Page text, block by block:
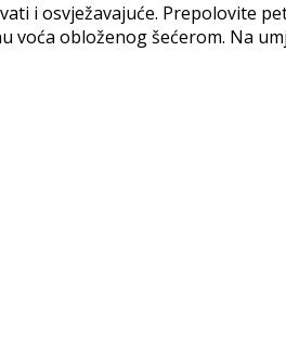
i osvježavajuće. Prepolovite
obloženog šećerom. Na